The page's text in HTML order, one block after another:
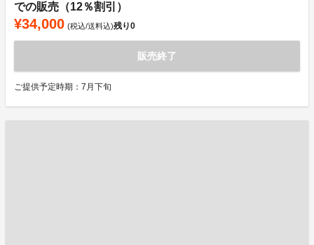
での販売（12％割引）
¥34,000 (税込/送料込)残り0
販売終了
ご提供予定時期：7月下旬